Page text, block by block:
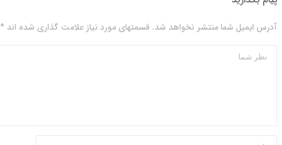
آدرس ایمیل شما منتشر نخواهد شد. قسمتهای مورد نیاز علامت گذاری شده اند *